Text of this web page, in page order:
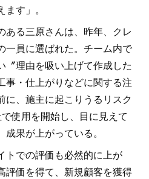
す」。
ある三原さんは、昨年、クレ
一員に選ばれた。チーム内で
〞理由を吸い上げて作成した
事・仕上がりなどに関する注
に、施主に起こりうるリスク
使用を開始し、目に見えて
果が上がっている。
トでの評価も必然的に上が
評価を得て、新規顧客を獲得